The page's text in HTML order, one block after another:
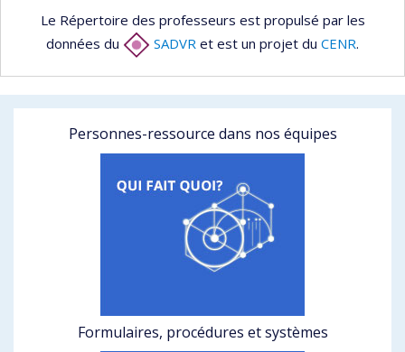
Le Répertoire des professeurs est propulsé par les
données du
SADVR et est un projet du CENR.
Personnes-ressource dans nos équipes
Formulaires, procédures et systèmes